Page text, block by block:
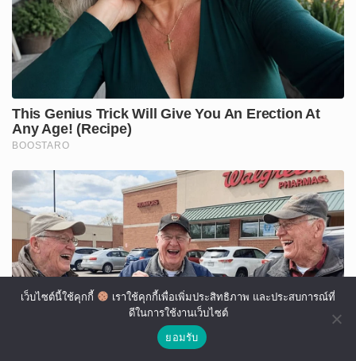
เว็บไซต์นี้ใช้คุกกี้
เราใช้คุกกี้เพื่อเพิ่มประสิทธิภาพ และประสบการณ์ที่
ดีในการใช้งานเว็บไซต์
ยอมรับ